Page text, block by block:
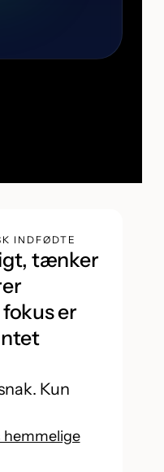
INDFØDTE
tænker
er
Kun